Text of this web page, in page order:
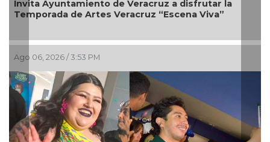
Tras meses en cuidados intensivos; “la gente
venía a despedirse”, revela Phil Collins
Ago 05, 2026 / 9:40 AM